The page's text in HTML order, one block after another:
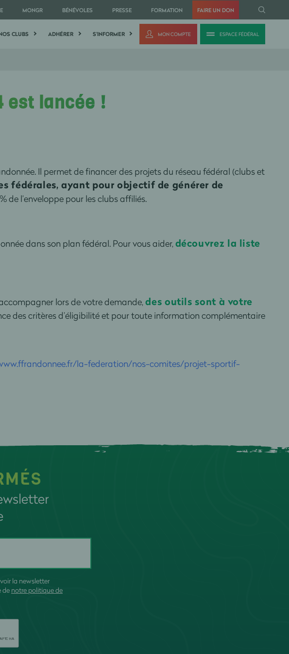
MONGR BÉNÉVOLES PRESSE FORMATION FAIRE UN DON
CLUBS ADHÉRER S'INFORMER MON COMPTE ESPACE FÉDÉRAL
est lancée !
Il permet de financer des projets du réseau fédéral (clubs et
fédérales, ayant pour objectif de générer de
de l’enveloppe pour les clubs affiliés.
dans son plan fédéral. Pour vous aider,découvrez la liste
lors de votre demande,des outils sont à votre
des critères d’éligibilité et pour toute information complémentaire
la-federation/nos-comites/projet-sportif-
la newsletter
de notre politique de